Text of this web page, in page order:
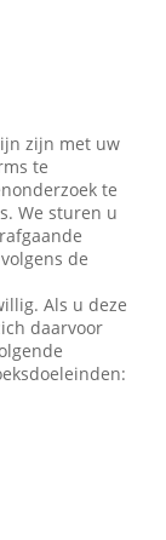
zijn met uw
te
te
We sturen u
de
Als u deze
daarvoor